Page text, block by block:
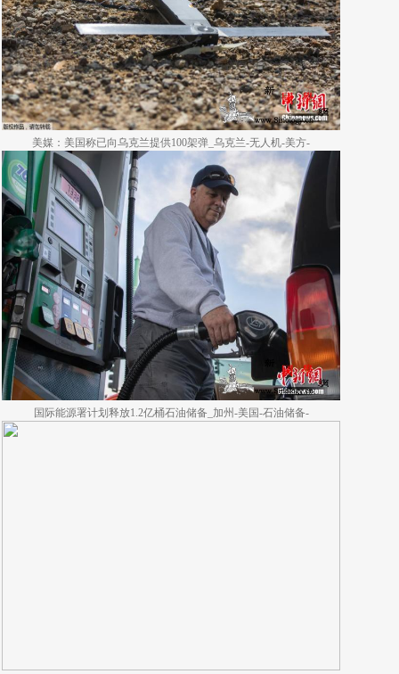
美媒：美国称已向乌克兰提供100架弹_乌克兰-无人机-美方-
国际能源署计划释放1.2亿桶石油储备_加州-美国-石油储备-